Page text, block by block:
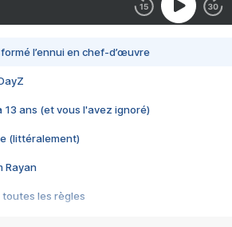
l’ennui en chef-d’œuvre
13 ans (et vous l'avez ignoré)
(littéralement)
Rayan
toutes les règles